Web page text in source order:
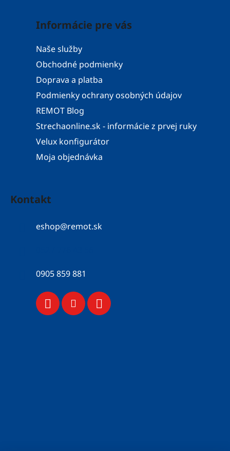
Informácie pre vás
Naše služby
Obchodné podmienky
Doprava a platba
Podmienky ochrany osobných údajov
REMOT Blog
Strechaonline.sk - informácie z prvej ruky
Velux konfigurátor
Moja objednávka
Kontakt
eshop@remot.sk
0905 859 881